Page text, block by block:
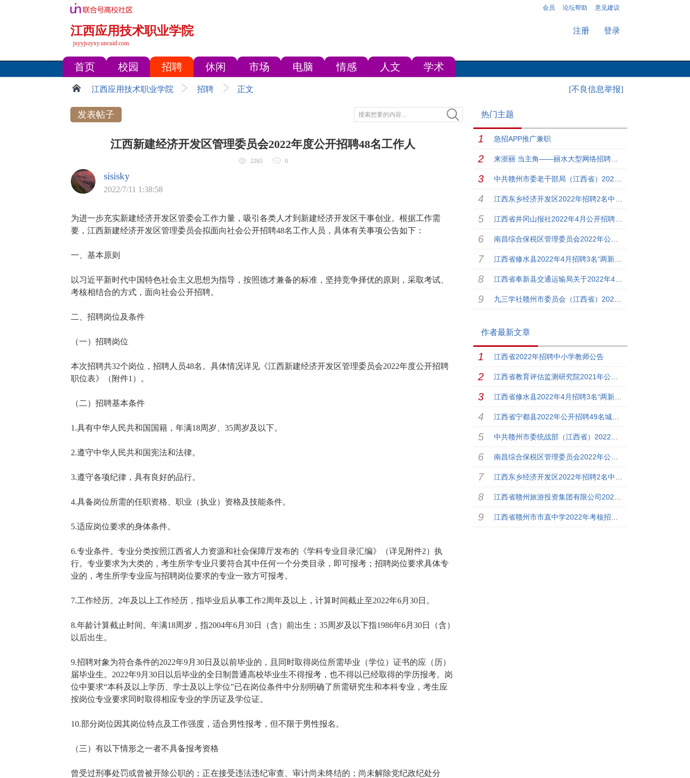
会员 论坛帮助 意见建议
江西应用技术职业学院
jxyyjszyxy.uncuid.com
注册 登录
首页 校园 招聘 休闲 市场 电脑 情感 人文 学术
江西应用技术职业学院 招聘 正文 [不良信息举报]
发表帖子
江西新建经济开发区管理委员会2022年度公开招聘48名工作人
2265 0
sisisky
2022/7/11 1:38:58
为进一步充实新建经济开发区管委会工作力量，吸引各类人才到新建经济开发区干事创业。根据工作需
要，江西新建经济开发区管理委员会拟面向社会公开招聘48名工作人员，具体有关事项公告如下：
一、基本原则
以习近平新时代中国特色社会主义思想为指导，按照德才兼备的标准，坚持竞争择优的原则，采取考试、
考核相结合的方式，面向社会公开招聘。
二、招聘岗位及条件
（一）招聘岗位
本次招聘共32个岗位，招聘人员48名。具体情况详见《江西新建经济开发区管理委员会2022年度公开招聘
职位表》（附件1）。
（二）招聘基本条件
1.具有中华人民共和国国籍，年满18周岁、35周岁及以下。
2.遵守中华人民共和国宪法和法律。
3.遵守各项纪律，具有良好的品行。
4.具备岗位所需的任职资格、职业（执业）资格及技能条件。
5.适应岗位要求的身体条件。
6.专业条件。专业分类按照江西省人力资源和社会保障厅发布的《学科专业目录汇编》（详见附件2）执
行。专业要求为大类的，考生所学专业只要符合其中任何一个分类目录，即可报考；招聘岗位要求具体专
业的，考生所学专业应与招聘岗位要求的专业一致方可报考。
7.工作经历。2年及以上工作经历，指毕业后从事工作2周年及以上，计算时间截止至2022年6月30日。
8.年龄计算截止时间。年满18周岁，指2004年6月30日（含）前出生；35周岁及以下指1986年6月30日（含）
以后出生。
9.招聘对象为符合条件的2022年9月30日及以前毕业的，且同时取得岗位所需毕业（学位）证书的应（历）
届毕业生。2022年9月30日以后毕业的全日制普通高校毕业生不得报考，也不得以已经取得的学历报考。岗
位中要求“本科及以上学历、学士及以上学位”已在岗位条件中分别明确了所需研究生和本科专业，考生应
按岗位专业要求同时取得相应专业的学历证及学位证。
10.部分岗位因其岗位特点及工作强度，适合男性报考，但不限于男性报名。
（三）有以下情形之一者不具备报考资格
曾受过刑事处罚或曾被开除公职的；正在接受违法违纪审查、审计尚未终结的；尚未解除党纪政纪处分
热门主题
急招APP推广兼职
作者最新文章
江西省2022年招聘中小学教师公告